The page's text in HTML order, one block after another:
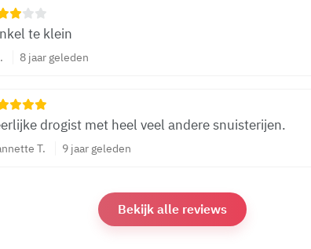
te klein
8 jaar geleden
drogist met heel veel andere snuisterijen.
T. 9 jaar geleden
Bekijk alle reviews